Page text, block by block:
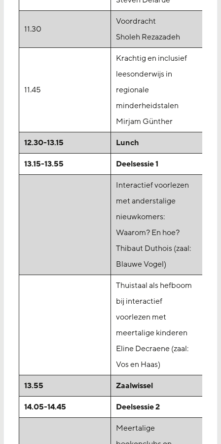
11.30
Voordracht
Sholeh Rezazadeh
11.45
Krachtig en inclusief
leesonderwijs in
regionale
minderheidstalen
Mirjam Günther
12.30-13.15
Lunch
13.15-13.55
Deelsessie 1
Interactief voorlezen
met anderstalige
nieuwkomers:
Waarom? En hoe?
Thibaut Duthois (zaal:
Blauwe Vogel)
Thuistaal als hefboom
bij interactief
voorlezen met
meertalige kinderen
Eline Decraene (zaal:
Vos en Haas)
13.55
Zaalwissel
14.05-14.45
Deelsessie 2
Meertalige